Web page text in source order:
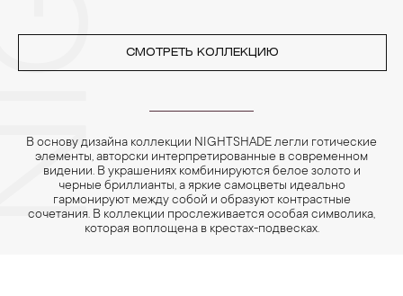
СМОТРЕТЬ КОЛЛЕКЦИЮ
В основу дизайна коллекции NIGHTSHADE легли готические
элементы, авторски интерпретированные в современном
видении. В украшениях комбинируются белое золото и
черные бриллианты, а яркие самоцветы идеально
гармонируют между собой и образуют контрастные
сочетания. В коллекции прослеживается особая символика,
которая воплощена в крестах-подвесках.